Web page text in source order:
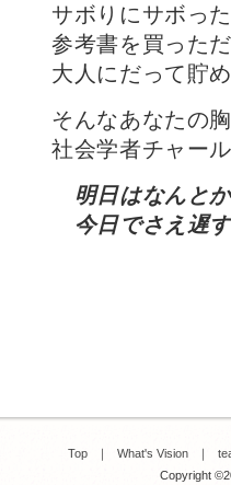
サボりにサボっ
参考書を買った
大人にだって貯
そんなあなたの
社会学者チャー
明日はなんと
今日でさえ遅
Top What's Vision
Copyright